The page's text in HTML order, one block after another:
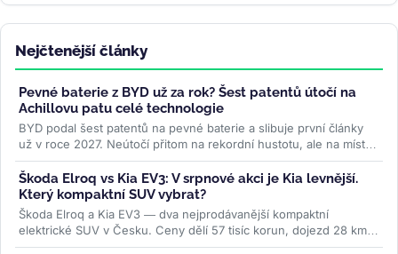
Nejčtenější články
Pevné baterie z BYD už za rok? Šest patentů útočí na
Achillovu patu celé technologie
BYD podal šest patentů na pevné baterie a slibuje první články
už v roce 2027. Neútočí přitom na rekordní hustotu, ale na místo,
kde...>>
Škoda Elroq vs Kia EV3: V srpnové akci je Kia levnější.
Který kompaktní SUV vybrat?
Škoda Elroq a Kia EV3 — dva nejprodávanější kompaktní
elektrické SUV v Česku. Ceny dělí 57 tisíc korun, dojezd 28 km,
ale auta jsou...>>